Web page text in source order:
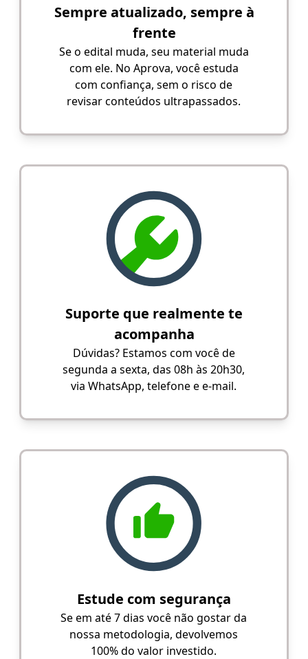
Sempre atualizado, sempre à
frente
Se o edital muda, seu material muda
com ele. No Aprova, você estuda
com confiança, sem o risco de
revisar conteúdos ultrapassados.
Suporte que realmente te
acompanha
Dúvidas? Estamos com você de
segunda a sexta, das 08h às 20h30,
via WhatsApp, telefone e e-mail.
Estude com segurança
Se em até 7 dias você não gostar da
nossa metodologia, devolvemos
100% do valor investido.